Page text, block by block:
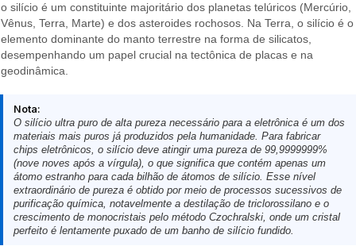
o silício é um constituinte majoritário dos planetas telúricos (Mercúrio,
Vênus, Terra, Marte) e dos asteroides rochosos. Na Terra, o silício é o
elemento dominante do manto terrestre na forma de silicatos,
desempenhando um papel crucial na tectônica de placas e na
geodinâmica.
Nota:
O silício ultra puro de alta pureza necessário para a eletrônica é um dos
materiais mais puros já produzidos pela humanidade. Para fabricar
chips eletrônicos, o silício deve atingir uma pureza de 99,9999999%
(nove noves após a vírgula), o que significa que contém apenas um
átomo estranho para cada bilhão de átomos de silício. Esse nível
extraordinário de pureza é obtido por meio de processos sucessivos de
purificação química, notavelmente a destilação de triclorossilano e o
crescimento de monocristais pelo método Czochralski, onde um cristal
perfeito é lentamente puxado de um banho de silício fundido.